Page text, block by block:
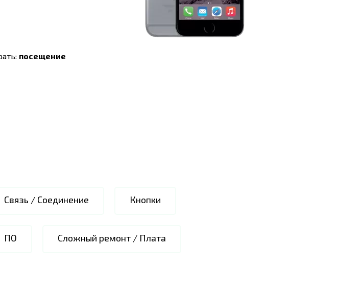
посещение
Связь / Соединение Кнопки
ПО Сложный ремонт / Плата